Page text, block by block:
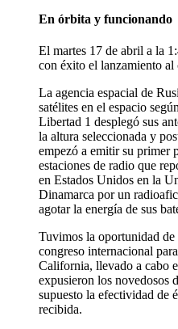
En órbita y funcionando
El martes 17 de abril a la
con éxito el lanzamiento al
La agencia espacial de
satélites en el espacio
Libertad 1 desplegó sus
la altura seleccionada y
empezó a emitir su primer
estaciones de radio que
en Estados Unidos en la
Dinamarca por un
agotar la energía de sus
Tuvimos la oportunidad
congreso internacional
California, llevado a cabo
expusieron los novedosos
supuesto la efectividad de
recibida.